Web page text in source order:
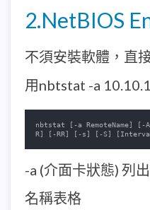
2.NetBIOS
不須安裝軟體，直
用nbtstat -a
nbtstat [-a
R] [-RR] [-s] [-S]
-a (介面卡狀態) 列
名稱表格